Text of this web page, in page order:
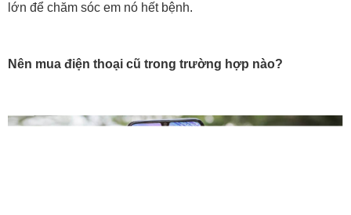
lớn để chăm sóc em nó hết bệnh.
Nên mua điện thoại cũ trong trường hợp nào?